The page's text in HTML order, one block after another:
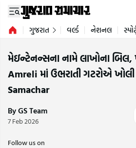
ગુજરાત વર્લ્ડ નેશનલ
મેઇન્ટેનન્સના નામે લાખોના બિલ,
Amreli માં ઉભરાતી ગટરોએ
Samachar
By GS Team
7 Feb 2026
Follow us on